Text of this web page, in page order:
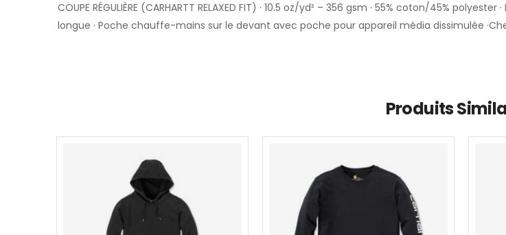
COUPE RÉGULIÈRE (CARHARTT RELAXED FIT) · 10.5 oz/yd² – 356 gsm · 55% coton/45%
longue · Poche chauffe-mains sur le devant avec poche pour appareil média dissimulée
Produits